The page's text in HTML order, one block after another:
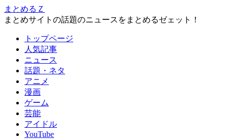
まとめるＺ
まとめサイトの話題のニュースをまとめるゼェット！
トップページ
人気記事
ニュース
話題・ネタ
アニメ
漫画
ゲーム
芸能
アイドル
YouTube